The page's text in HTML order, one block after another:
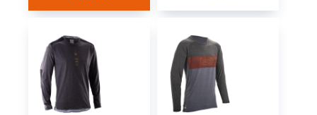
Možnosti
môžete
vybrať
stránke